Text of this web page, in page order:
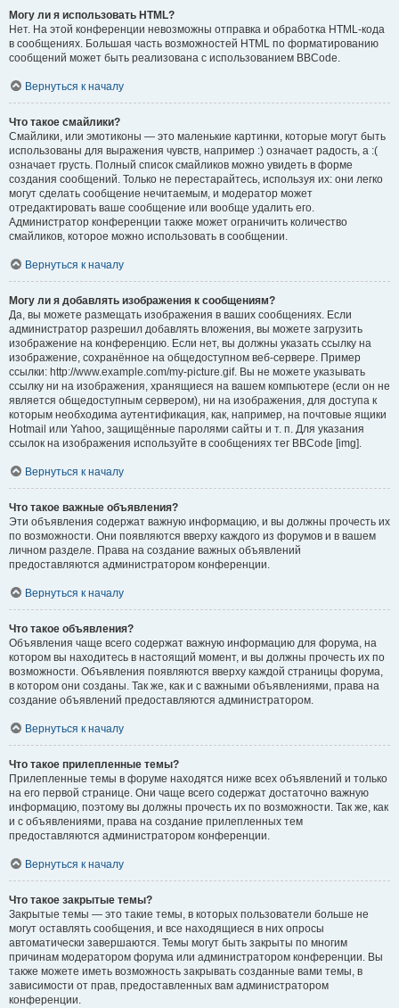
Могу ли я использовать HTML?
Нет. На этой конференции невозможны отправка и обработка HTML-кода
в сообщениях. Большая часть возможностей HTML по форматированию
сообщений может быть реализована с использованием BBCode.
Вернуться к началу
Что такое смайлики?
Смайлики, или эмотиконы — это маленькие картинки, которые могут быть
использованы для выражения чувств, например :) означает радость, а :(
означает грусть. Полный список смайликов можно увидеть в форме
создания сообщений. Только не перестарайтесь, используя их: они легко
могут сделать сообщение нечитаемым, и модератор может
отредактировать ваше сообщение или вообще удалить его.
Администратор конференции также может ограничить количество
смайликов, которое можно использовать в сообщении.
Вернуться к началу
Могу ли я добавлять изображения к сообщениям?
Да, вы можете размещать изображения в ваших сообщениях. Если
администратор разрешил добавлять вложения, вы можете загрузить
изображение на конференцию. Если нет, вы должны указать ссылку на
изображение, сохранённое на общедоступном веб-сервере. Пример
ссылки: http://www.example.com/my-picture.gif. Вы не можете указывать
ссылку ни на изображения, хранящиеся на вашем компьютере (если он не
является общедоступным сервером), ни на изображения, для доступа к
которым необходима аутентификация, как, например, на почтовые ящики
Hotmail или Yahoo, защищённые паролями сайты и т. п. Для указания
ссылок на изображения используйте в сообщениях тег BBCode [img].
Вернуться к началу
Что такое важные объявления?
Эти объявления содержат важную информацию, и вы должны прочесть их
по возможности. Они появляются вверху каждого из форумов и в вашем
личном разделе. Права на создание важных объявлений
предоставляются администратором конференции.
Вернуться к началу
Что такое объявления?
Объявления чаще всего содержат важную информацию для форума, на
котором вы находитесь в настоящий момент, и вы должны прочесть их по
возможности. Объявления появляются вверху каждой страницы форума,
в котором они созданы. Так же, как и с важными объявлениями, права на
создание объявлений предоставляются администратором.
Вернуться к началу
Что такое прилепленные темы?
Прилепленные темы в форуме находятся ниже всех объявлений и только
на его первой странице. Они чаще всего содержат достаточно важную
информацию, поэтому вы должны прочесть их по возможности. Так же, как
и с объявлениями, права на создание прилепленных тем
предоставляются администратором конференции.
Вернуться к началу
Что такое закрытые темы?
Закрытые темы — это такие темы, в которых пользователи больше не
могут оставлять сообщения, и все находящиеся в них опросы
автоматически завершаются. Темы могут быть закрыты по многим
причинам модератором форума или администратором конференции. Вы
также можете иметь возможность закрывать созданные вами темы, в
зависимости от прав, предоставленных вам администратором
конференции.